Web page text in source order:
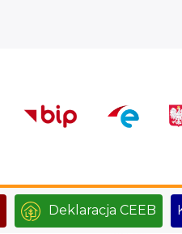
Deklaracja CEEB